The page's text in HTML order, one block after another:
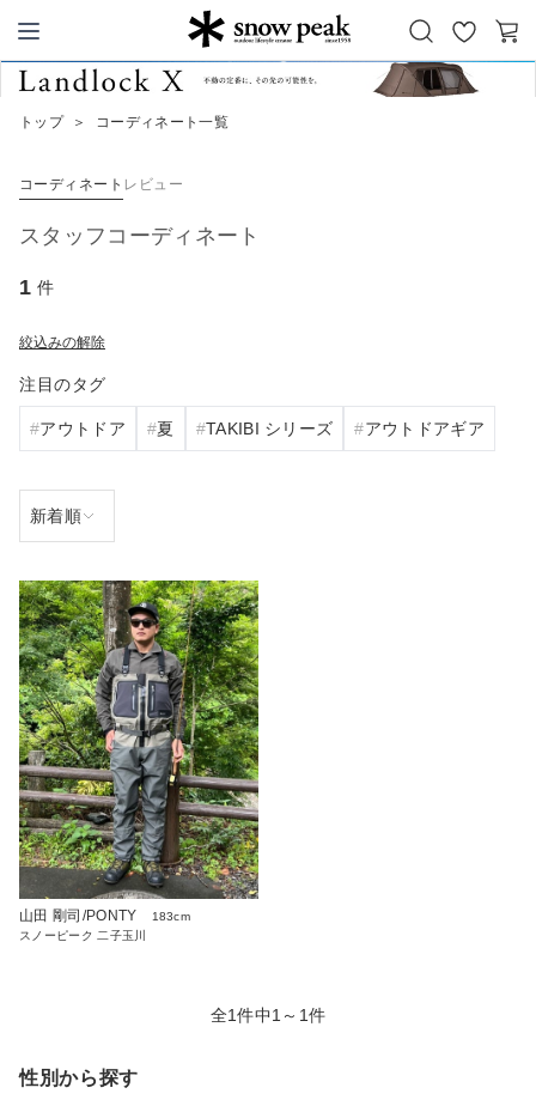
Snow Peak
お
気
カ
トップ ＞ コーディネート一覧
コーディネート レビュー
スタッフコーディネート
1 件
絞込みの解除
注目のタグ
アウトドア 夏 TAKIBI シリーズ アウトドアギア
山田 剛司/PONTY
183cm
スノーピーク 二子玉川
全1件中1～1件
性別から探す